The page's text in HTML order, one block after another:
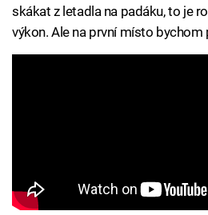
skákat z letadla na padáku, to je
výkon. Ale na první místo